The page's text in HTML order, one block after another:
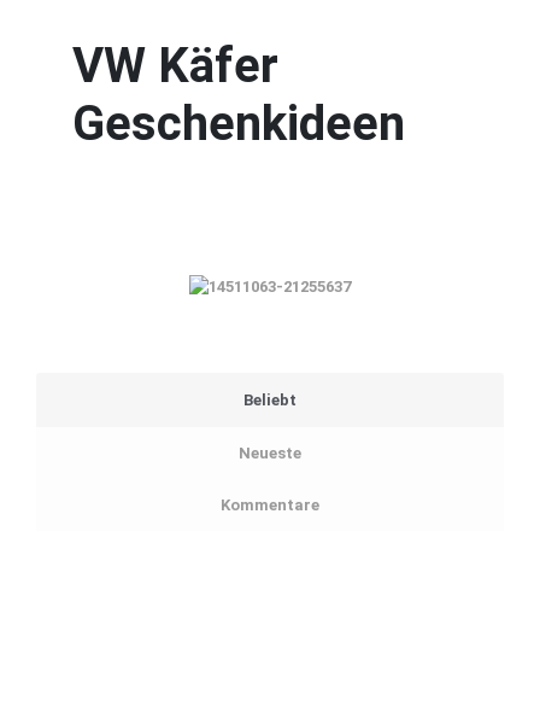
VW Käfer
Geschenkideen
Beliebt
Neueste
Kommentare